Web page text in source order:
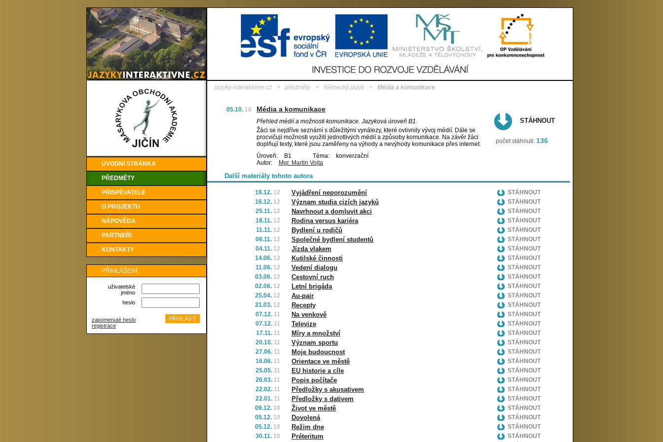
ÚVODNÍ STRÁNKA
PŘEDMĚTY
PŘISPĚVATELÉ
O PROJEKTU
NÁPOVĚDA
PARTNEŘI
KONTAKTY
PŘIHLÁŠENÍ
uživatelské
jméno
heslo
zapomenuté heslo
registrace
jazyky-interaktivne.cz > předměty > Německý jazyk > Média a komunikace
05.10. 10 Média a komunikace
Přehled médií a možnosti komunikace. Jazyková úroveň B1.
Žáci se nejdříve seznámí s důležitými vynálezy, které ovlivnily vývoj médií. Dále se
procvičují možnosti využití jednotlivých médií a způsoby komunikace. Na závěr žáci
doplňují texty, které jsou zaměřeny na výhody a nevýhody komunikace přes internet.
Úroveň:
B1 Téma:
konverzační
Autor:
Mgr. Martin Vojta
STÁHNOUT
počet stáhnutí: 136
Další materiály tohoto autora
19.12. 12 Vyjádření neporozumění
STÁHNOUT
16.12. 12 Význam studia cizích jazyků
STÁHNOUT
25.11. 12 Navrhnout a domluvit akci
STÁHNOUT
18.11. 12 Rodina versus kariéra
STÁHNOUT
11.11. 12 Bydlení u rodičů
STÁHNOUT
06.11. 12 Společné bydlení studentů
STÁHNOUT
04.11. 12 Jízda vlakem
STÁHNOUT
14.06. 12 Kutilské činnosti
STÁHNOUT
11.06. 12 Vedení dialogu
STÁHNOUT
03.06. 12 Cestovní ruch
STÁHNOUT
02.06. 12 Letní brigáda
STÁHNOUT
25.04. 12 Au-pair
STÁHNOUT
21.03. 12 Recepty
STÁHNOUT
07.12. 11 Na venkově
STÁHNOUT
07.12. 11 Televize
STÁHNOUT
17.11. 11 Míry a množství
STÁHNOUT
20.10. 11 Význam sportu
STÁHNOUT
27.06. 11 Moje budoucnost
STÁHNOUT
16.06. 11 Orientace ve městě
STÁHNOUT
25.05. 11 EU historie a cíle
STÁHNOUT
26.03. 11 Popis počítače
STÁHNOUT
22.02. 11 Předložky s akusativem
STÁHNOUT
22.01. 11 Předložky s dativem
STÁHNOUT
09.12. 10 Život ve městě
STÁHNOUT
05.12. 10 Dovolená
STÁHNOUT
05.12. 10 Režim dne
STÁHNOUT
30.11. 10 Préteritum STÁHNOUT